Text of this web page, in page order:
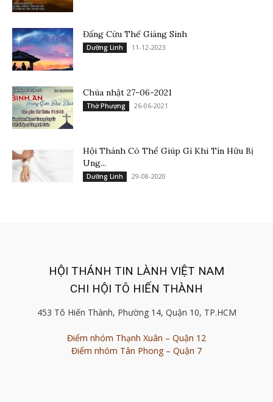
Đấng Cứu Thế Giáng Sinh
Dưỡng Linh 11-12-2023
Chúa nhật 27-06-2021
Thờ Phượng 26-06-2021
Hội Thánh Có Thể Giúp Gì Khi Tín Hữu Bị
Ung...
Dưỡng Linh 29-08-2020
HỘI THÁNH TIN LÀNH VIỆT NAM
CHI HỘI TÔ HIẾN THÀNH
453 Tô Hiến Thành, Phường 14, Quận 10, TP.HCM
Điểm nhóm Thạnh Xuân – Quận 12
Điểm nhóm Tân Phong – Quận 7